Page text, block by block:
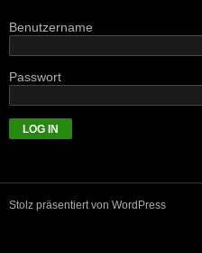
Benutzername
Passwort
Stolz präsentiert von WordPress